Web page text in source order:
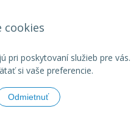
cookies
pri poskytovaní služieb pre vás.
si vaše preferencie.
Odmietnuť
cez UNIobchod